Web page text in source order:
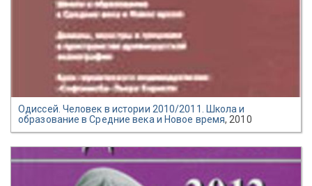
Одиссей. Человек в истории 2010/2011. Школа и
образование в Средние века и Новое время, 2010